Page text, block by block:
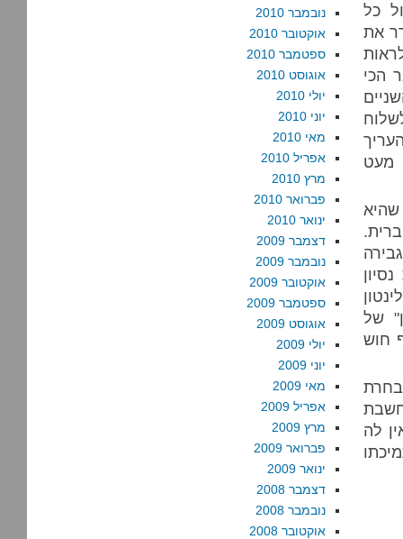
כל
את
הכי
מעט
של
חוש
לה
נובמבר 2010
אוקטובר 2010
ספטמבר 2010
אוגוסט 2010
יולי 2010
יוני 2010
מאי 2010
אפריל 2010
מרץ 2010
פברואר 2010
ינואר 2010
דצמבר 2009
נובמבר 2009
אוקטובר 2009
ספטמבר 2009
אוגוסט 2009
יולי 2009
יוני 2009
מאי 2009
אפריל 2009
מרץ 2009
פברואר 2009
ינואר 2009
דצמבר 2008
נובמבר 2008
אוקטובר 2008